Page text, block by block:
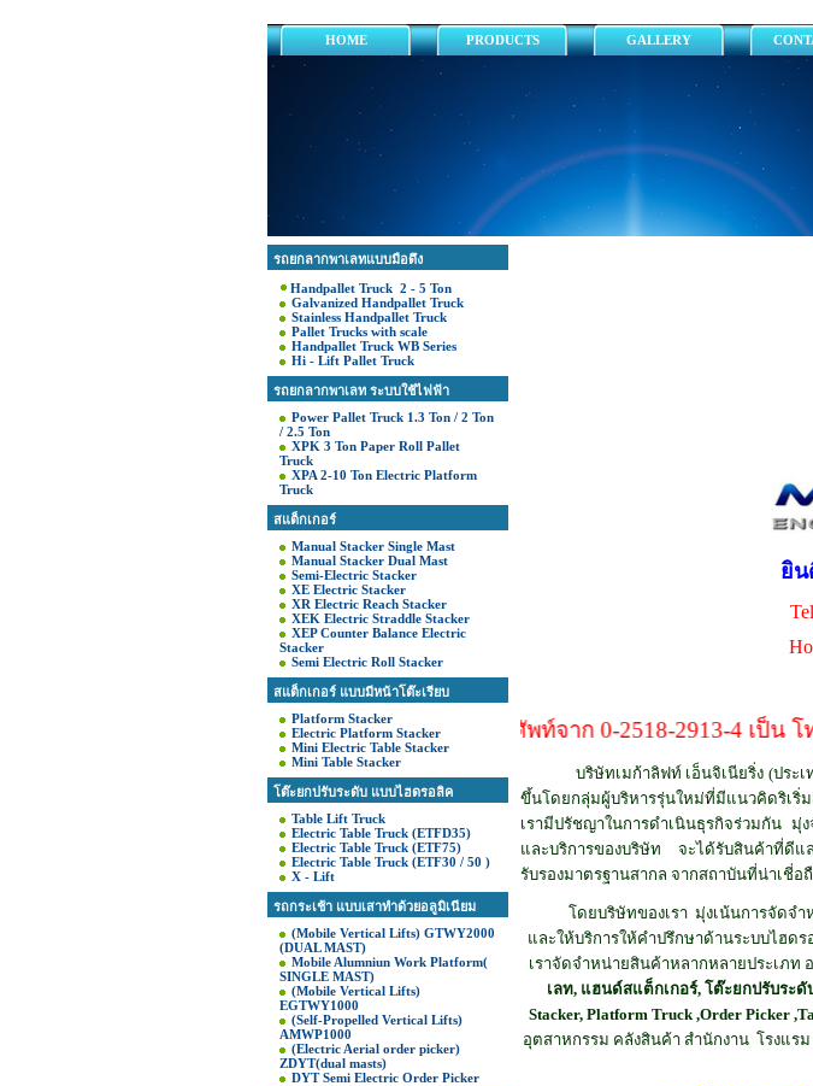
HOME PRODUCTS GALLERY
รถยกลากพาเลทแบบมือดึง
Handpallet Truck 2 - 5 Ton
Galvanized Handpallet Truck
Stainless Handpallet Truck
Pallet Trucks with scale
Handpallet Truck WB Series
Hi - Lift Pallet Truck
รถยกลากพาเลท ระบบใช้ไฟฟ้า
Power Pallet Truck 1.3 Ton / 2 Ton
/ 2.5 Ton
XPK 3 Ton Paper Roll Pallet
Truck
XPA 2-10 Ton Electric Platform
Truck
สแต็กเกอร์
Manual Stacker Single Mast
Manual Stacker Dual Mast
Semi-Electric Stacker
XE Electric Stacker
XR Electric Reach Stacker
XEK Electric Straddle Stacker
XEP Counter Balance Electric
Stacker
Semi Electric Roll Stacker
สแต็กเกอร์ แบบมีหน้าโต๊ะเรียบ
Platform Stacker
Electric Platform Stacker
Mini Electric Table Stacker
Mini Table Stacker
โต๊ะยกปรับระดับ แบบไฮดรอลิค
Table Lift Truck
Electric Table Truck (ETFD35)
Electric Table Truck (ETF75)
Electric Table Truck (ETF30 / 50 )
X - Lift
รถกระเช้า แบบเสาทำด้วยอลูมิเนียม
(Mobile Vertical Lifts) GTWY2000
(DUAL MAST)
Mobile Alumniun Work Platform(
SINGLE MAST)
(Mobile Vertical Lifts)
EGTWY1000
(Self-Propelled Vertical Lifts)
AMWP1000
(Electric Aerial order picker)
ZDYT(dual masts)
DYT Semi Electric Order Picker
ยิน
บริษัทได้เปลี่ยนแปลงหมายเลขโทรศัพท์จาก 0-2518-2913-4 เป็น โทร.0-
บริษัทเมก้าลิฟท์ เอ็นจิเนียริ่ง (ประ
ขึ้นโดยกลุ่มผู้บริหารรุ่นใหม่ที่มีแนวคิดริเริ่
เรามีปรัชญาในการดำเนินธุรกิจร่วมกัน
และบริการของบริษัท จะได้รับสินค้าที่ดี
รับรองมาตรฐานสากล จากสถาบันที่น่าเชี่อถื
โดยบริษัทของเรา มุ่งเน้นการจัดจำ
และให้บริการให้คำปรึกษาด้านระบบไฮด
เราจัดจำหน่ายสินค้าหลากหลายประเภท
เลท, แฮนด์สแต็กเกอร์, โต๊ะยกปรับระดั
Stacker, Platform Truck ,Order Picker
อุตสาหกรรม คลังสินค้า สำนักงาน โรงแร